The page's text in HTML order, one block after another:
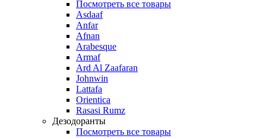
Посмотреть все товары
Asdaaf
Anfar
Afnan
Arabesque
Armaf
Ard Al Zaafaran
Johnwin
Lattafa
Orientica
Rasasi Rumz
Дезодоранты
Посмотреть все товары